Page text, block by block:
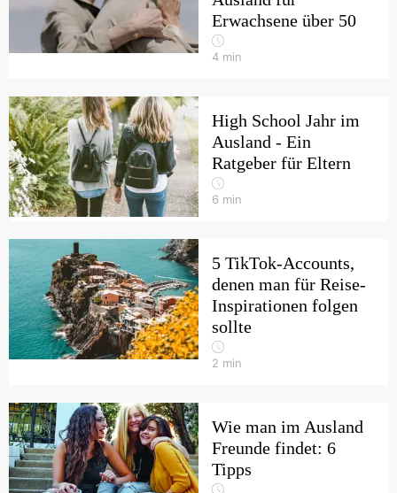
Erwachsene über 50
4 min
High School Jahr im
Ausland - Ein
Ratgeber für Eltern
6 min
5 TikTok-Accounts,
denen man für Reise-
Inspirationen folgen
sollte
2 min
Wie man im Ausland
Freunde findet: 6
Tipps